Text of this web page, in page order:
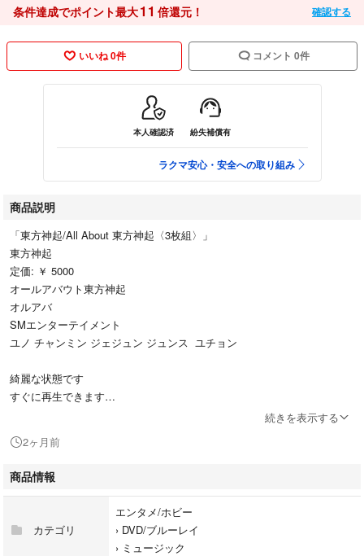
条件達成でポイント最大11 倍還元！ 確認する
いいね 0件 コメント 0件
本人確認済 紛失補償有
ラクマ安心・安全への取り組み
商品説明
「東方神起/All About 東方神起〈3枚組〉」
東方神起
定価: ￥ 5000
オールアバウト東方神起
オルアバ
SMエンターテイメント
ユノ チャンミン ジェジュン ジュンス ユチョン
綺麗な状態です
すぐに再生できます
他同梱まとめ買いはお値引きいたします。
ライブ
続きを表示する
2ヶ月前
商品情報
カテゴリ
エンタメ/ホビー
› DVD/ブルーレイ
› ミュージック